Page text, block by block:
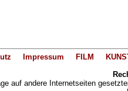
Impressum FILM
auf andere Internetseiten